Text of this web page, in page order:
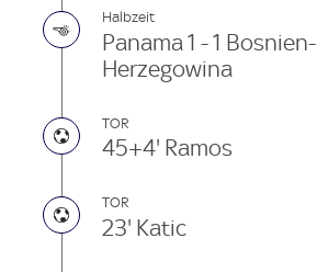
Halbzeit
Panama 1 - 1 Bosnien-
Herzegowina
TOR
45+4' Ramos
TOR
23' Katic